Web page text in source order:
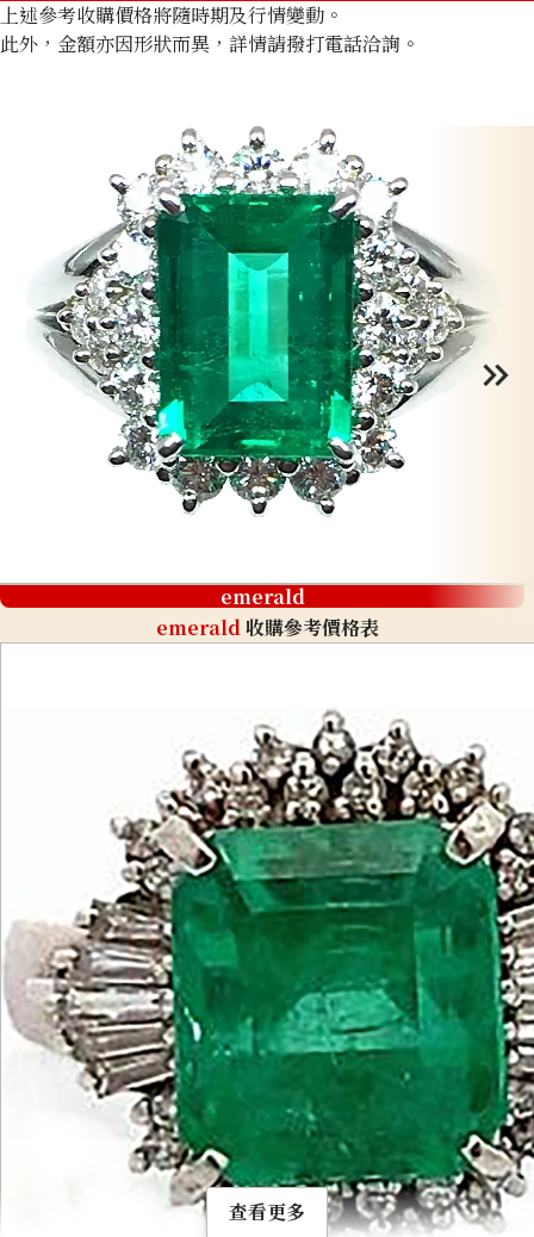
上述參考收購價格將隨時期及行情變動。
此外，金額亦因形狀而異，詳情請撥打電話洽詢。
emerald
emerald收購參考價格表
查看更多